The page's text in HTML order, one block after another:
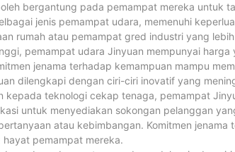
bergantung pada pemampat mereka untuk
jenis pemampat udara, memenuhi
rumah atau pemampat gred industri yang
pemampat udara Jinyuan mempunyai
jenama terhadap kemampuan mampu
dilengkapi dengan ciri-ciri inovatif yang
kepada teknologi cekap tenaga, pemampat
untuk menyediakan sokongan pelanggan
atau kebimbangan. Komitmen
pemampat mereka.